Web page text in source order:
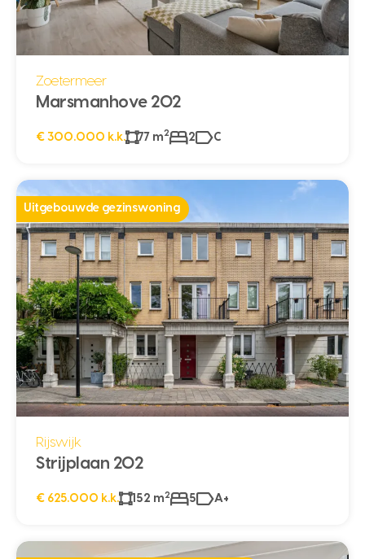
Zoetermeer
Marsmanhove 202
€ 300.000 k.k. 77 m2 2 C
Uitgebouwde gezinswoning
Rijswijk
Strijplaan 202
€ 625.000 k.k. 152 m2 5 A+